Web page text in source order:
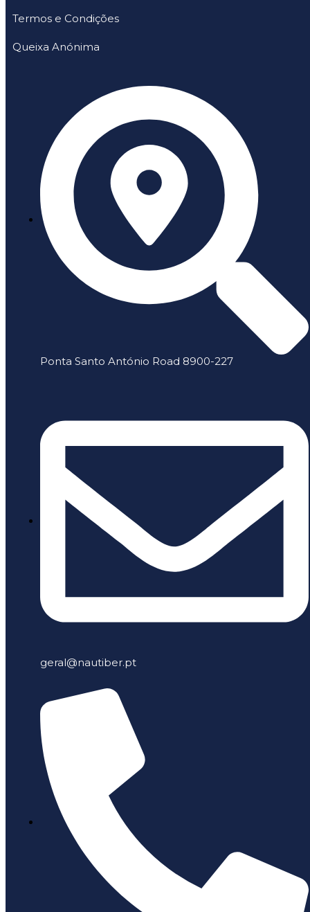
Termos e Condições
Queixa Anónima
Ponta Santo António Road 8900-227
geral@nautiber.pt